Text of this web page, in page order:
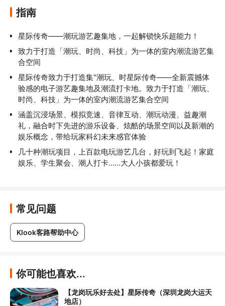
指南
星际传奇——潮玩游艺趣集地，一起解锁快乐超能力！
致力于打造「潮玩、时尚、科技」为一体的室内潮流游艺集
合空间
星际传奇致力于打造集“潮玩、时星际传奇——全新震撼体
验感的电子游艺趣集地及潮流打卡地。致力于打造「潮玩、
时尚、科技」为一体的室内潮流游艺集合空间
涵盖沉浸场景、模拟竞速、音律互动、潮玩动漫、益趣潮
礼，融合时下先进的游乐设备、炫酷的场景空间以及新潮的
娱乐概念，带给玩家科幻未来感官体验
几十种潮玩项目，上百款电玩游艺几台，好玩到飞起！家庭
娱乐、学生聚会、潮人打卡……大人小孩都爱玩！
常见问题
Klook客路帮助中心
你可能也喜欢...
【龙岗玩乐好去处】星际传奇（深圳龙岗大运天
地店）